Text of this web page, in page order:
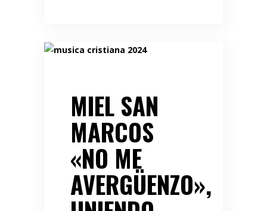
MIEL SAN
MARCOS
«NO ME
AVERGÜENZO»,